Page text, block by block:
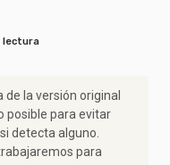
lectura
la versión original
posible para evitar
detecta alguno.
para